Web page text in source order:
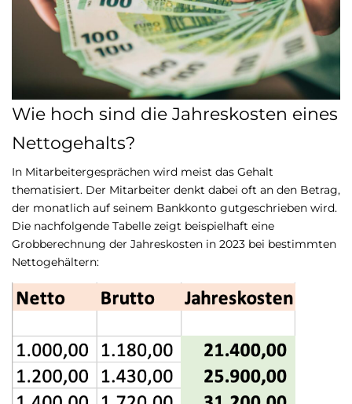
Wie hoch sind die Jahreskosten eines
Nettogehalts?
In Mitarbeitergesprächen wird meist das Gehalt
thematisiert. Der Mitarbeiter denkt dabei oft an den Betrag,
der monatlich auf seinem Bankkonto gutgeschrieben wird.
Die nachfolgende Tabelle zeigt beispielhaft eine
Grobberechnung der Jahreskosten in 2023 bei bestimmten
Nettogehältern: